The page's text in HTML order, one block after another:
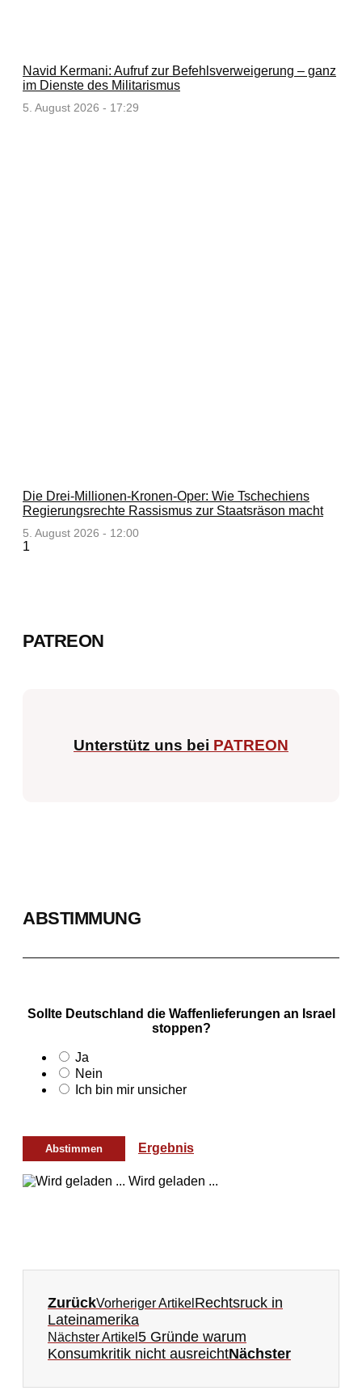
Navid Kermani: Aufruf zur Befehlsverweigerung – ganz
im Dienste des Militarismus
5. August 2026 - 17:29
Die Drei-Millionen-Kronen-Oper: Wie Tschechiens
Regierungsrechte Rassismus zur Staatsräson macht
5. August 2026 - 12:00
PATREON
Unterstütz uns bei PATREON
ABSTIMMUNG
Sollte Deutschland die Waffenlieferungen an Israel
stoppen?
Ja
Nein
Ich bin mir unsicher
Ergebnis
Wird geladen ...
ZurückVorheriger Artikel Rechtsruck in
Lateinamerika
Nächster Artikel 5 Gründe warum
Konsumkritik nicht ausreichtNächster